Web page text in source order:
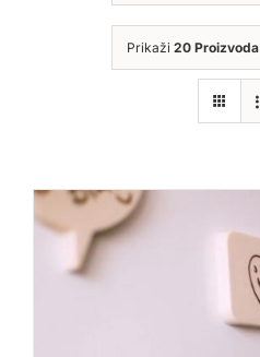
Prikaži 20 Proizvoda